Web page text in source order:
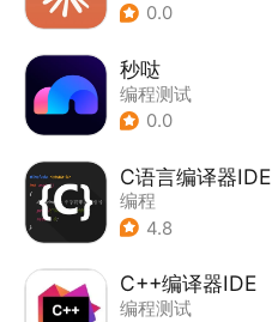
0.0
秒哒
编程测试
0.0
C语言编译器IDE
编程
4.8
C++编译器IDE
编程测试